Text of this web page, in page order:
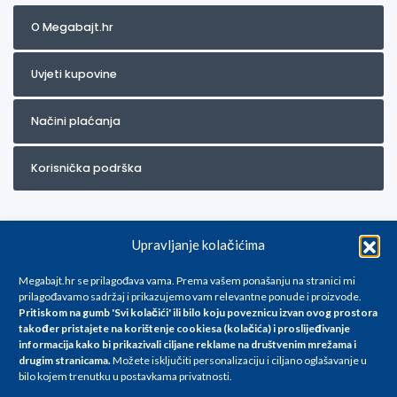
Upravljanje kolačićima
Megabajt.hr se prilagođava vama. Prema vašem ponašanju na stranici mi
prilagođavamo sadržaj i prikazujemo vam relevantne ponude i proizvode.
Pritiskom na gumb 'Svi kolačići' ili bilo koju poveznicu izvan ovog prostora
također pristajete na korištenje cookiesa (kolačića) i proslijeđivanje
informacija kako bi prikazivali ciljane reklame na društvenim mrežama i
drugim stranicama.Možete isključiti personalizaciju i ciljano oglašavanje u
bilo kojem trenutku u postavkama privatnosti.
O Megabajt.hr
Uvjeti kupovine
Načini plaćanja
Korisnička podrška
Za artikle kojih trenutno nema u ponudi obratite nam se na
info@megabajt.hr. Sve cijene su informativnog karaktera i podložne su
promjenama, a
iskazane su za avansno plaćanje(gotovina) u Eurima i uključuju PDV. Sve